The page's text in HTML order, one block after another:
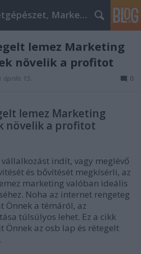
Könyvajanló Épületgépészet, Marketing témákban
lemez Marketing
növelik a profitot
április 15. 0
lemez Marketing
növelik a profitot
indít, vagy meglévő
és bővítését megkísérli, az
marketing valóban ideális
Noha az internet rengeteg
a témáról, az
túlsúlyos lehet. Ez a cikk
az osb lap és rétegelt